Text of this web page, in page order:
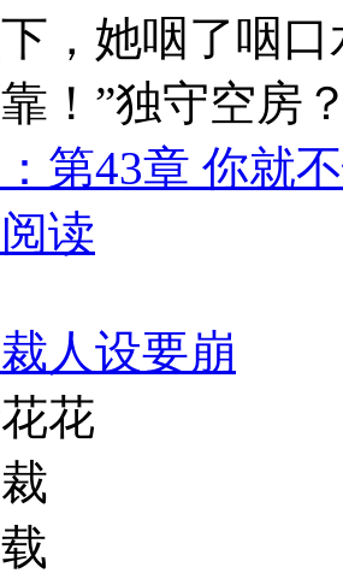
，她咽了咽
！”独守空房
第43章 你就
读
人设要崩
花